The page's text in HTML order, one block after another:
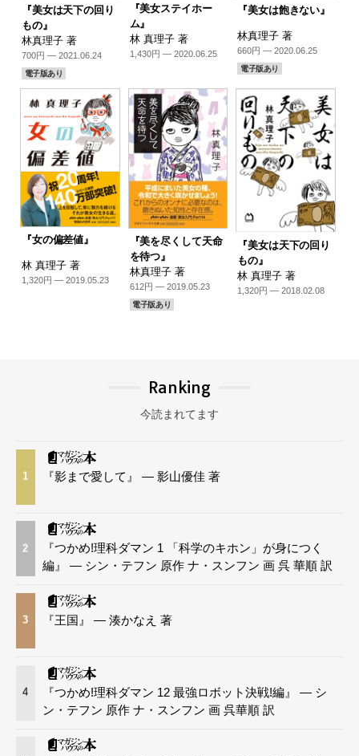
『美女は天下の回り
もの』
林真理子 著
700円 — 2021.06.24
電子版あり
『美女ステイホー
ム』
林 真理子 著
1,430円 — 2020.06.25
『美女は飽きない』
林真理子 著
660円 — 2020.06.25
電子版あり
『女の偏差値』
林 真理子 著
1,320円 — 2019.05.23
『美を尽くして天命
を待つ』
林真理子 著
612円 — 2019.05.23
電子版あり
『美女は天下の回り
もの』
林 真理子 著
1,320円 — 2018.02.08
Ranking
今読まれてます
1 『影まで愛して』 — 影山優佳 著
2
『つかめ!理科ダマン 1 「科学のキホン」が身につく
編』 — シン・テフン 原作 ナ・スンフン 画 呉 華順 訳
3 『王国』 — 湊かなえ 著
4
『つかめ!理科ダマン 12 最強ロボット決戦!編』 — シ
ン・テフン 原作 ナ・スンフン 画 呉華順 訳